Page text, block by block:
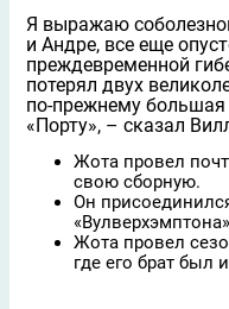
Я выражаю
и Андре, все еще
преждевременной
потерял двух
по‑прежнему большая
«Порту», – сказал
Жота провел
свою сборную.
Он
Жота провел
где его брат